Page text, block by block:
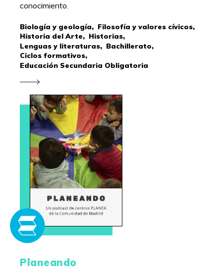
conocimiento.
Biología y geología, Filosofía y valores cívicos,
Historia del Arte, Historias,
Lenguas y literaturas, Bachillerato,
Ciclos formativos,
Educación Secundaria Obligatoria
Planeando